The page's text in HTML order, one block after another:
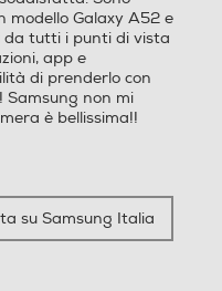
libera (1 metro)
A
luminose e
con AI ISP. I
di 2 o
quanto.
scatto può
di memoria
Bluetooth 5.0
NFC
modello Galaxy A52 e
da tutti i punti di vista
app e
di prenderlo con
Samsung non mi
è bellissima!!
su Samsung Italia